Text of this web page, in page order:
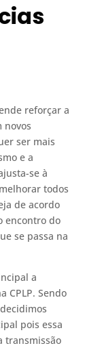
reforçar a
novos
ser mais
e a
se à
todos
de acordo
encontro do
se passa na
a
CPLP. Sendo
pois essa
transmissão